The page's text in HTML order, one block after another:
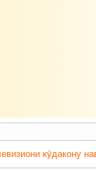
кӯдакону